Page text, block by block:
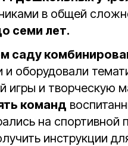
в общей
семи лет.
саду
оборудовали
игры и творческую
команд
на спортивной
инструкции